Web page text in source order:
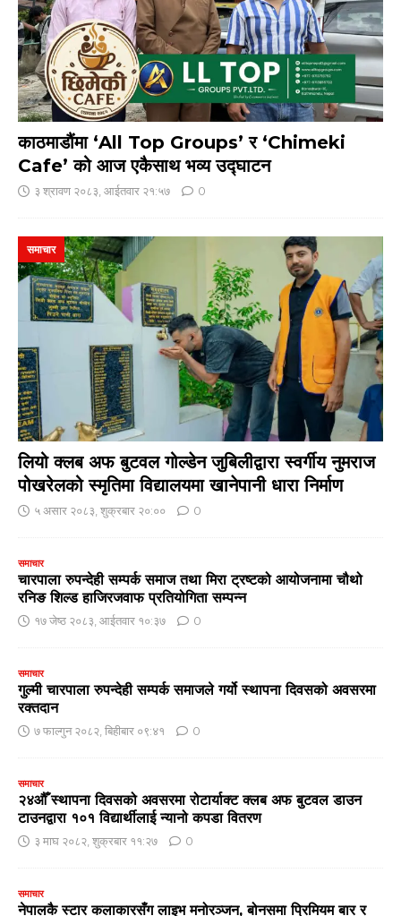
काठमाडौंमा ‘All Top Groups’ र ‘Chimeki
Cafe’ को आज एकैसाथ भव्य उद्घाटन
३ श्रावण २०८३, आईतवार २१:५७ 0
लियो क्लब अफ बुटवल गोल्डेन जुबिलीद्वारा स्वर्गीय नुमराज
पोखरेलको स्मृतिमा विद्यालयमा खानेपानी धारा निर्माण
समाचार
५ असार २०८३, शुक्रबार २०:०० 0
समाचार
चारपाला रुपन्देही सम्पर्क समाज तथा मिरा ट्रष्टको आयोजनामा चौथो
रनिङ शिल्ड हाजिरजवाफ प्रतियोगिता सम्पन्न
१७ जेष्ठ २०८३, आईतवार १०:३७ 0
समाचार
गुल्मी चारपाला रुपन्देही सम्पर्क समाजले गर्यो स्थापना दिवसको अवसरमा
रक्तदान
७ फाल्गुन २०८२, बिहीबार ०९:४१ 0
समाचार
२४औँ स्थापना दिवसको अवसरमा रोटार्याक्ट क्लब अफ बुटवल डाउन
टाउनद्वारा १०१ विद्यार्थीलाई न्यानो कपडा वितरण
३ माघ २०८२, शुक्रबार ११:२७ 0
समाचार
नेपालकै स्टार कलाकारसँग लाइभ मनोरञ्जन, बोनसमा प्रिमियम बार र